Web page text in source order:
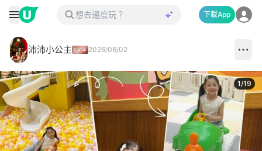
下載App
沛沛小公主 2026/06/02
1/19